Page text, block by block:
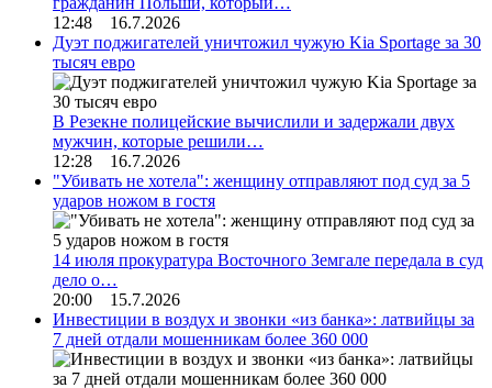
12:48 16.7.2026
Дуэт поджигателей уничтожил чужую Kia Sportage за 30
тысяч евро
В Резекне полицейские вычислили и задержали двух
мужчин, которые решили…
12:28 16.7.2026
"Убивать не хотела": женщину отправляют под суд за 5
ударов ножом в гостя
14 июля прокуратура Восточного Земгале передала в суд
дело о…
20:00 15.7.2026
Инвестиции в воздух и звонки «из банка»: латвийцы за
7 дней отдали мошенникам более 360 000